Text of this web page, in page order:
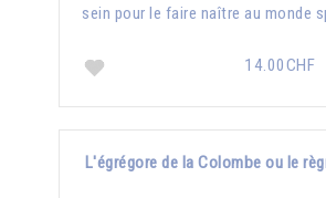
sein pour le faire naître au monde
14.00CHF
L'égrégore de la Colombe ou le